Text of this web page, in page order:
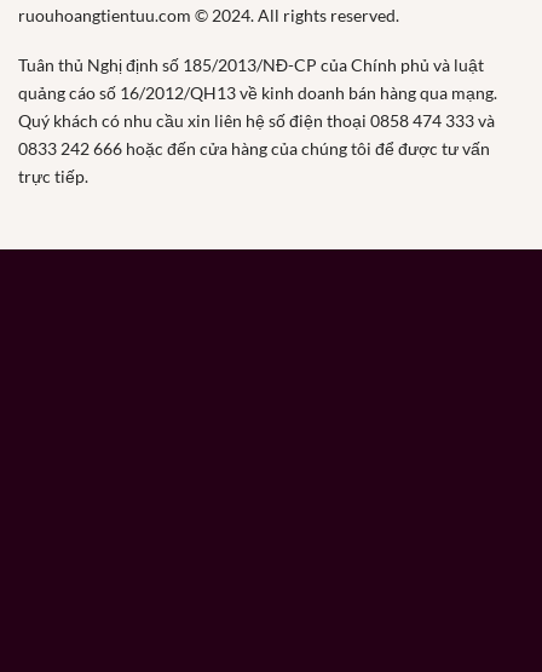
ruouhoangtientuu.com © 2024. All rights reserved.
Tuân thủ Nghị định số 185/2013/NĐ-CP của Chính phủ và luật
quảng cáo số 16/2012/QH13 về kinh doanh bán hàng qua mạng.
Quý khách có nhu cầu xin liên hệ số điện thoại 0858 474 333 và
0833 242 666 hoặc đến cửa hàng của chúng tôi để được tư vấn
trực tiếp.